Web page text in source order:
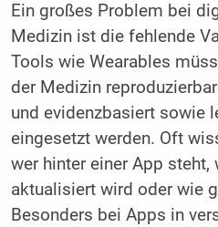
Ein großes Problem bei
Medizin ist die fehlende
Tools wie Wearables
der Medizin
und evidenzbasiert sowie
eingesetzt werden. Oft
wer hinter einer App steht,
aktualisiert wird oder wie
Besonders bei Apps in